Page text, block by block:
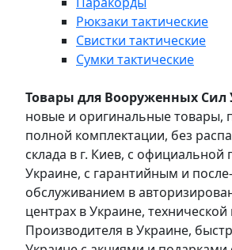
Рюкзаки тактические
Свистки тактические
Сумки тактические
Товары для Вооруженных
новые и оригинальные товары,
полной комплектации, без
склада в г. Киев, с официальной
Украине, с гарантийным и
обслуживанием в
центрах в Украине,
Производителя в Украине,